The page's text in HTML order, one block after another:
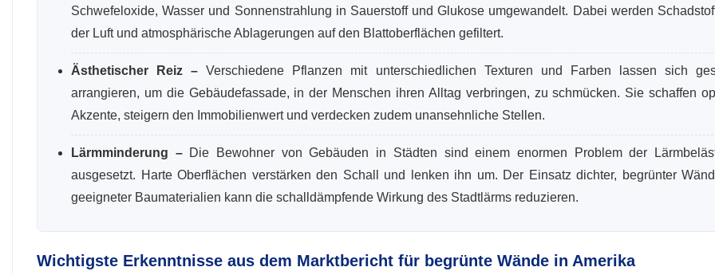
Schwefeloxide, Wasser und Sonnenstrahlung in Sauerstoff und Glukose umgewandelt. Dabei werden
der Luft und atmosphärische Ablagerungen auf den Blattoberflächen gefiltert.
Ästhetischer Reiz –Verschiedene Pflanzen mit unterschiedlichen Texturen und Farben lassen sich
arrangieren, um die Gebäudefassade, in der Menschen ihren Alltag verbringen, zu schmücken. Sie schaffen
Akzente, steigern den Immobilienwert und verdecken zudem unansehnliche Stellen.
Lärmminderung – Die Bewohner von Gebäuden in Städten sind einem enormen Problem der
ausgesetzt. Harte Oberflächen verstärken den Schall und lenken ihn um. Der Einsatz dichter, begrünter
geeigneter Baumaterialien kann die schalldämpfende Wirkung des Stadtlärms reduzieren.
Wichtigste Erkenntnisse aus dem Marktbericht für begrünte Wände in Amerika